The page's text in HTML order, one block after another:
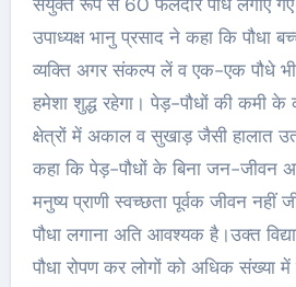
संयुक्त रूप से 60 फलदार पौधें लगाए
उपाध्यक्ष भानु प्रसाद ने कहा कि पौधा
व्यक्ति अगर संकल्प लें व एक-एक पौधे भी
हमेशा शुद्ध रहेगा। पेड़-पौधों की कमी के
क्षेत्रों में अकाल व सुखाड़ जैसी हालात
कहा कि पेड़-पौधों के बिना जन-जीवन
मनुष्य प्राणी स्वच्छता पूर्वक जीवन
पौधा लगाना अति आवश्यक है।उक्त
पौधा रोपण कर लोगों को अधिक संख्या